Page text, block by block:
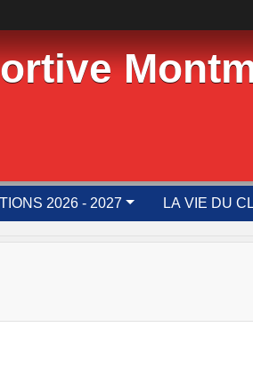
2026 - 2027 LA VIE DU